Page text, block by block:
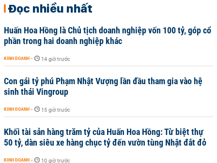
Đọc nhiều nhất
Huấn Hoa Hồng là Chủ tịch doanh nghiệp vốn 100 tỷ, góp cổ
phần trong hai doanh nghiệp khác
KINH DOANH - 14 giờ trước
Con gái tỷ phú Phạm Nhật Vượng lần đầu tham gia vào hệ
sinh thái Vingroup
KINH DOANH - 15 giờ trước
Khối tài sản hàng trăm tỷ của Huấn Hoa Hồng: Từ biệt thự
50 tỷ, dàn siêu xe hàng chục tỷ đến vườn tùng Nhật đắt đỏ
KINH DOANH - 10 giờ trước